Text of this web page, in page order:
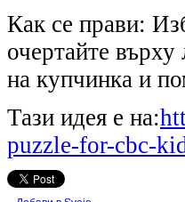
Как се прави:
очертайте
на купчинка и
Тази идея е на:
puzzle-for-cbc-